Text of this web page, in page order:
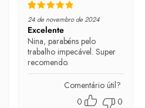
Rated out of 5
24 de novembro de 2024
Excelente
Nina, parabéns pelo
trabalho impecável. Super
recomendo.
Comentário útil?
0
0